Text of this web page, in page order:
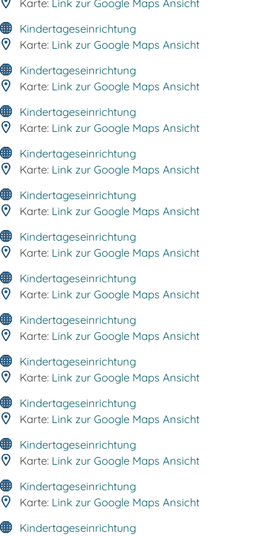
Karte: Link zur Google Maps Ansicht
Kindertageseinrichtung
Karte: Link zur Google Maps Ansicht
Kindertageseinrichtung
Karte: Link zur Google Maps Ansicht
Kindertageseinrichtung
Karte: Link zur Google Maps Ansicht
Kindertageseinrichtung
Karte: Link zur Google Maps Ansicht
Kindertageseinrichtung
Karte: Link zur Google Maps Ansicht
Kindertageseinrichtung
Karte: Link zur Google Maps Ansicht
Kindertageseinrichtung
Karte: Link zur Google Maps Ansicht
Kindertageseinrichtung
Karte: Link zur Google Maps Ansicht
Kindertageseinrichtung
Karte: Link zur Google Maps Ansicht
Kindertageseinrichtung
Karte: Link zur Google Maps Ansicht
Kindertageseinrichtung
Karte: Link zur Google Maps Ansicht
Kindertageseinrichtung
Karte: Link zur Google Maps Ansicht
Kindertageseinrichtung